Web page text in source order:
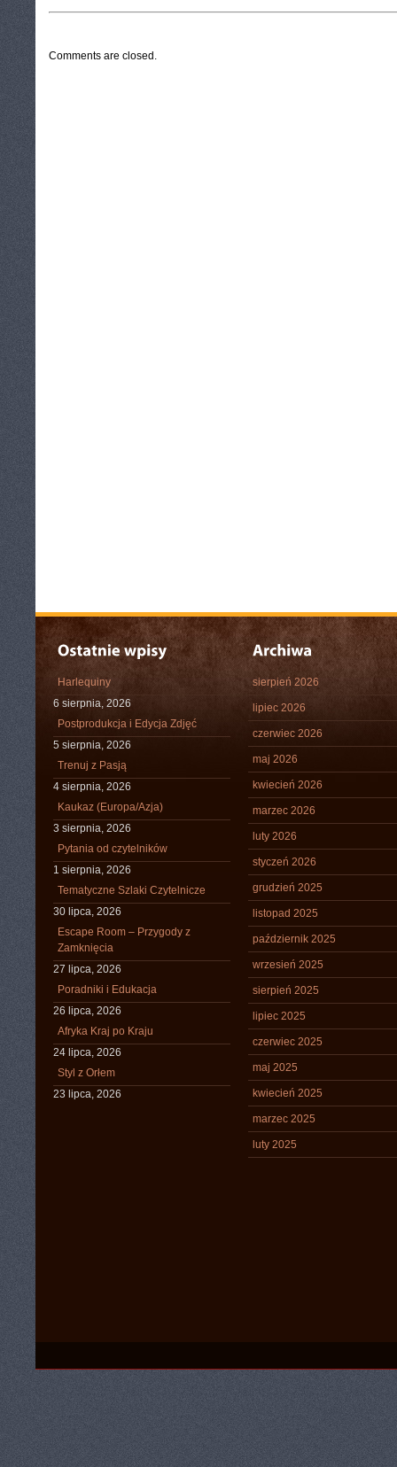
Comments are closed.
Harlequiny
6 sierpnia, 2026
Postprodukcja i Edycja Zdjęć
5 sierpnia, 2026
Trenuj z Pasją
4 sierpnia, 2026
Kaukaz (Europa/Azja)
3 sierpnia, 2026
Pytania od czytelników
1 sierpnia, 2026
Tematyczne Szlaki Czytelnicze
30 lipca, 2026
Escape Room – Przygody z
Zamknięcia
27 lipca, 2026
Poradniki i Edukacja
26 lipca, 2026
Afryka Kraj po Kraju
24 lipca, 2026
Styl z Orłem
23 lipca, 2026
sierpień 2026
lipiec 2026
czerwiec 2026
maj 2026
kwiecień 2026
marzec 2026
luty 2026
styczeń 2026
grudzień 2025
listopad 2025
październik 2025
wrzesień 2025
sierpień 2025
lipiec 2025
czerwiec 2025
maj 2025
kwiecień 2025
marzec 2025
luty 2025